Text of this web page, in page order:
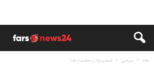
خانه سياسى احمدی نژاد رد صلاحیت شد!